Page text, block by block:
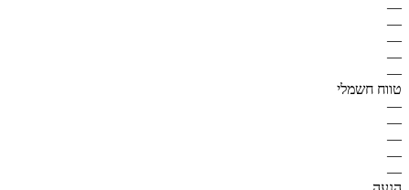
—
—
—
—
—
טווח חשמלי
—
—
—
—
—